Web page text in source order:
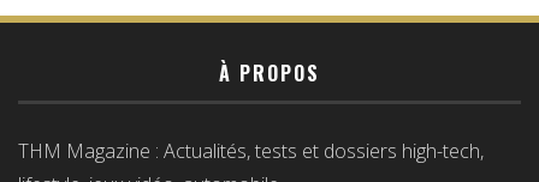
À PROPOS
THM Magazine : Actualités, tests et dossiers high-tech,